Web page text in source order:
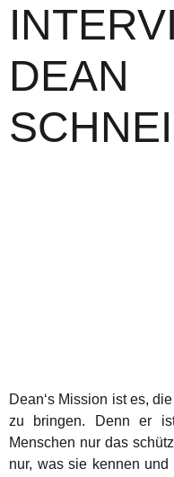
DEAN
Dean‘s Mission ist es,
zu bringen. Denn er
Menschen nur das
nur, was sie kennen